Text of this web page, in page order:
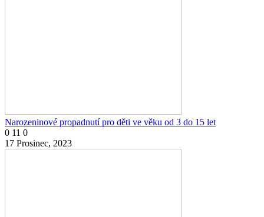
Narozeninové propadnutí pro děti ve věku od 3 do 15 let
0 11 0
17 Prosinec, 2023